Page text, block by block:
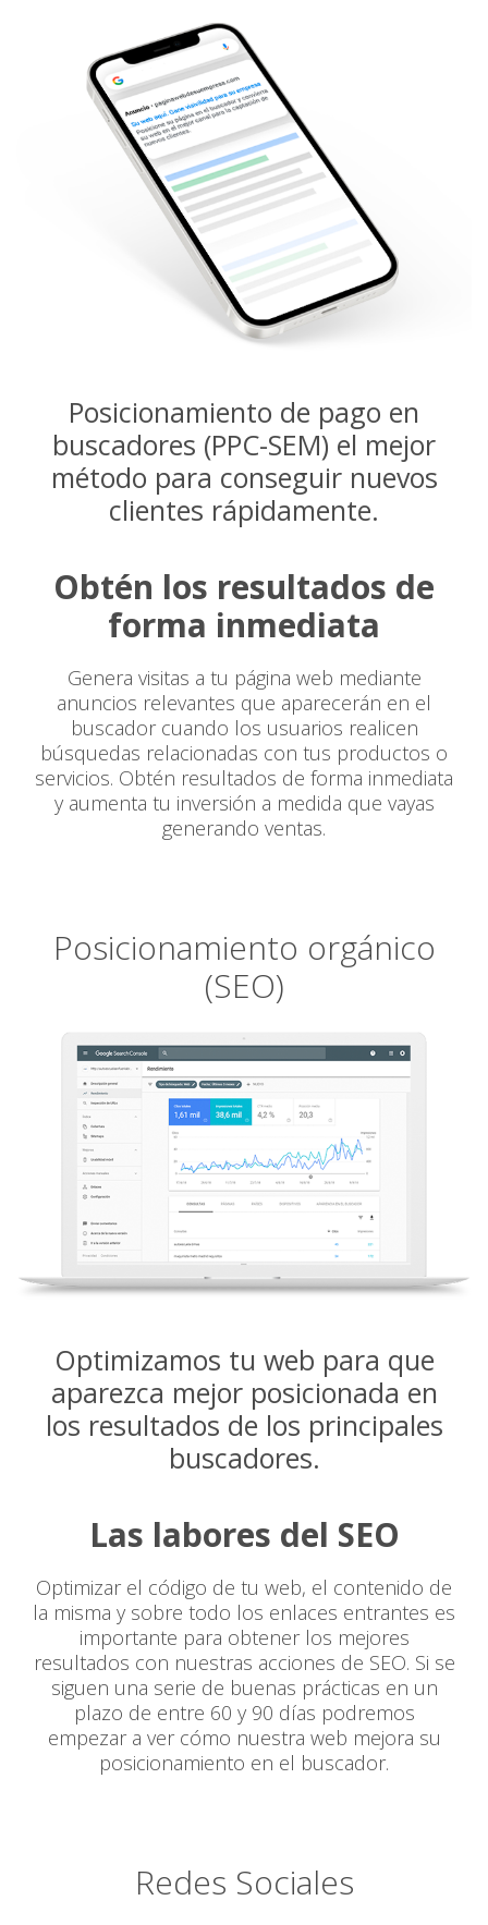
Posicionamiento de pago en
buscadores (PPC-SEM) el mejor
método para conseguir nuevos
clientes rápidamente.
Obtén los resultados de
forma inmediata
Genera visitas a tu página web mediante
anuncios relevantes que aparecerán en el
buscador cuando los usuarios realicen
búsquedas relacionadas con tus productos o
servicios. Obtén resultados de forma inmediata
y aumenta tu inversión a medida que vayas
generando ventas.
Posicionamiento orgánico
(SEO)
Optimizamos tu web para que
aparezca mejor posicionada en
los resultados de los principales
buscadores.
Las labores del SEO
Optimizar el código de tu web, el contenido de
la misma y sobre todo los enlaces entrantes es
importante para obtener los mejores
resultados con nuestras acciones de SEO. Si se
siguen una serie de buenas prácticas en un
plazo de entre 60 y 90 días podremos
empezar a ver cómo nuestra web mejora su
posicionamiento en el buscador.
Redes Sociales